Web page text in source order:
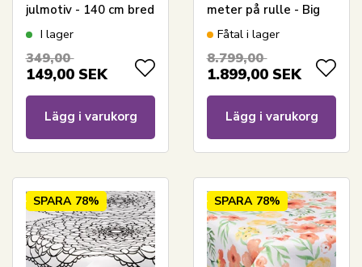
julmotiv - 140 cm bred
- Metervara
I lager
349,00
149,00 SEK
Lägg i varukorg
meter på rulle - Big
brown leaves - 140
Fåtal i lager
8.799,00
1.899,00 SEK
Lägg i varukorg
SPARA 78% SPARA 78%